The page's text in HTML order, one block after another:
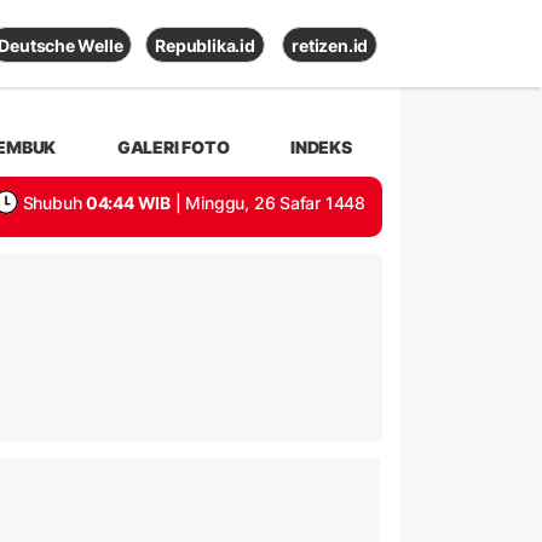
Deutsche Welle Republika.id retizen.id
GALERI FOTO INDEKS
Shubuh 04:44 WIB | Minggu, 26 Safar 1448